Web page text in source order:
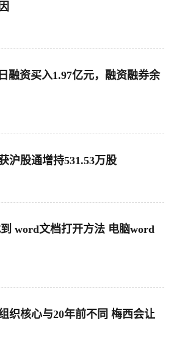
融资买入1.97亿元，融资融券余
沪股通增持531.53万股
word文档打开方法 电脑word
织核心与20年前不同 梅西会让